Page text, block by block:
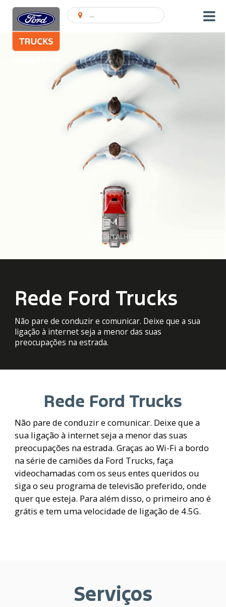
Encontrar concessionário
Rede Ford Trucks
Não pare de conduzir e comunicar. Deixe que a sua
ligação à internet seja a menor das suas
preocupações na estrada.
VER DETALHES
Rede Ford Trucks
Não pare de conduzir e comunicar. Deixe que a
sua ligação à internet seja a menor das suas
preocupações na estrada. Graças ao Wi-Fi a bordo
na série de camiões da Ford Trucks, faça
videochamadas com os seus entes queridos ou
siga o seu programa de televisão preferido, onde
quer que esteja. Para além disso, o primeiro ano é
grátis e tem uma velocidade de ligação de 4.5G.
Serviços